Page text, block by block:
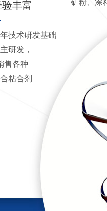
丰富
技术研发基础
研发，
售各种
粘合剂
矿粉、涂